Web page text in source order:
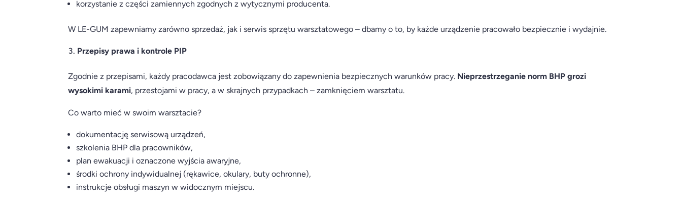
korzystanie z części zamiennych zgodnych z wytycznymi producenta.
W LE-GUM zapewniamy zarówno sprzedaż, jak i serwis sprzętu warsztatowego – dbamy o to, by każde urządzenie pracowało bezpiecznie i wydajnie.
Przepisy prawa i kontrole PIP
Zgodnie z przepisami, każdy pracodawca jest zobowiązany do zapewnienia bezpiecznych warunków pracy. Nieprzestrzeganie norm BHP grozi
wysokimi karami, przestojami w pracy, a w skrajnych przypadkach – zamknięciem warsztatu.
Co warto mieć w swoim warsztacie?
dokumentację serwisową urządzeń,
szkolenia BHP dla pracowników,
plan ewakuacji i oznaczone wyjścia awaryjne,
środki ochrony indywidualnej (rękawice, okulary, buty ochronne),
instrukcje obsługi maszyn w widocznym miejscu.